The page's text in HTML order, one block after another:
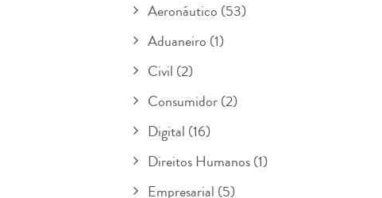
Aeronáutico (53)
Aduaneiro (1)
Civil (2)
Consumidor(2)
Digital (16)
Direitos Humanos(1)
Empresarial (5)